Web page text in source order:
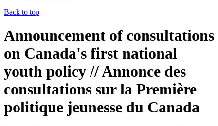
Back to top
Announcement of consultations
on Canada's first national
youth policy // Annonce des
consultations sur la Première
politique jeunesse du Canada